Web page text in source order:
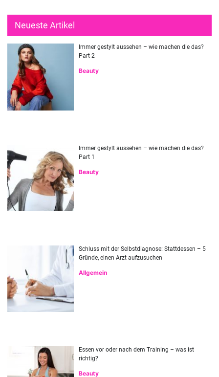
Neueste Artikel
Immer gestylt aussehen – wie machen die das?
Part 2
Beauty
Immer gestylt aussehen – wie machen die das?
Part 1
Beauty
Schluss mit der Selbstdiagnose: Stattdessen – 5
Gründe, einen Arzt aufzusuchen
Allgemein
Essen vor oder nach dem Training – was ist
richtig?
Beauty